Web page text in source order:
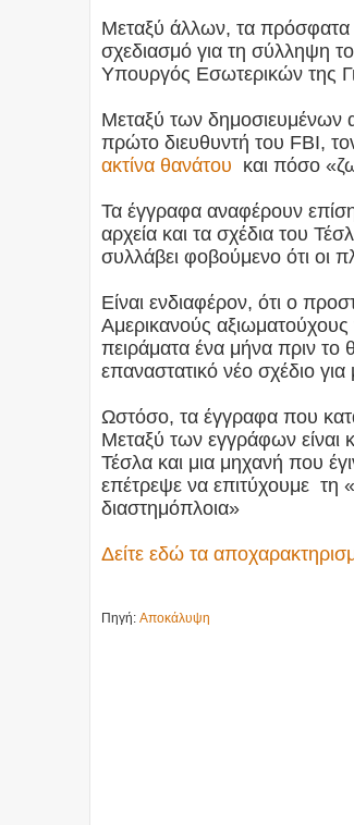
Μεταξύ άλλων, τα πρόσφατα
σχεδιασμό για τη σύλληψη
Υπουργός Εσωτερικών της
Μεταξύ των δημοσιευμένων
πρώτο διευθυντή του FBI,
ακτίνα θανάτου και πόσο
Τα έγγραφα αναφέρουν
αρχεία και τα σχέδια του
συλλάβει φοβούμενο ότι οι
Είναι ενδιαφέρον, ότι ο
Αμερικανούς αξιωματούχους
πειράματα ένα μήνα πριν το
επαναστατικό νέο σχέδιο
Ωστόσο, τα έγγραφα που
Μεταξύ των εγγράφων είναι
Τέσλα και μια μηχανή που
επέτρεψε να επιτύχουμε τη
διαστημόπλοια»
Δείτε εδώ τα
Πηγή: Αποκάλυψη